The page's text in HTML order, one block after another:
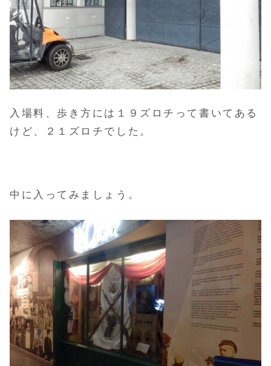
入場料、歩き方には１９ズロチって書いてある
けど、２１ズロチでした。
中に入ってみましょう。